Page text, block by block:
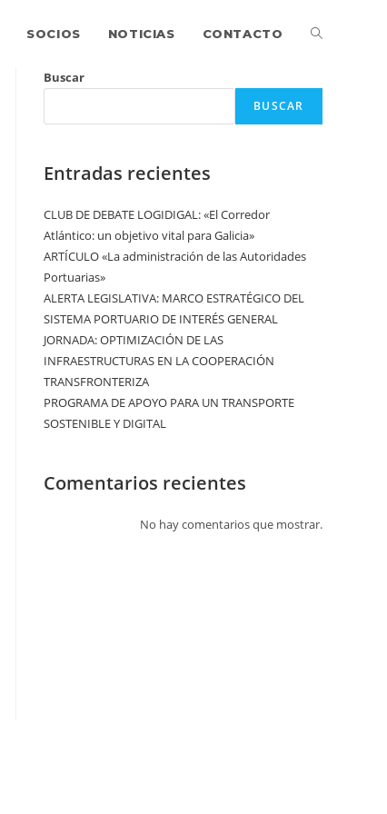
SOCIOS NOTICIAS CONTACTO
Buscar
BUSCAR
Entradas recientes
CLUB DE DEBATE LOGIDIGAL: «El Corredor
Atlántico: un objetivo vital para Galicia»
ARTÍCULO «La administración de las Autoridades
Portuarias»
ALERTA LEGISLATIVA: MARCO ESTRATÉGICO DEL
SISTEMA PORTUARIO DE INTERÉS GENERAL
JORNADA: OPTIMIZACIÓN DE LAS
INFRAESTRUCTURAS EN LA COOPERACIÓN
TRANSFRONTERIZA
PROGRAMA DE APOYO PARA UN TRANSPORTE
SOSTENIBLE Y DIGITAL
Comentarios recientes
No hay comentarios que mostrar.